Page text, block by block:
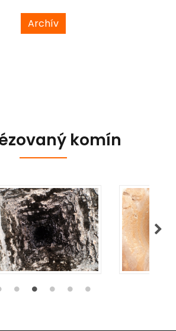
Vás je určený tento článok.
Archív
komín